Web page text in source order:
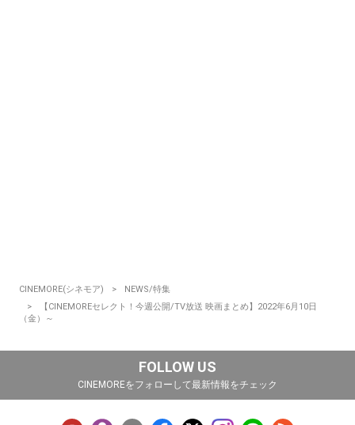
CINEMORE(シネモア)
NEWS/特集
【CINEMOREセレクト！今週公開/TV放送 映画まとめ】2022年6月10日
（金）～
FOLLOW US
CINEMOREをフォローして最新情報をチェック